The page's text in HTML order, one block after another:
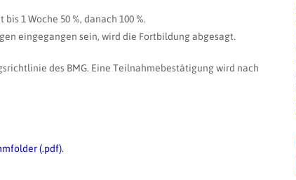
1 Woche 50 %, danach 100 %.
eingegangen sein, wird die Fortbildung abgesagt.
des BMG. Eine Teilnahmebestätigung wird nach
(.pdf).